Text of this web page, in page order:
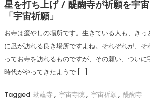
星を打ち上げ / 醍醐寺が祈願を宇
「宇宙祈願」
お寺は癒やしの場所です。生きている人も、き
に凪が訪れる良き場所ですよね。それぞれが、そ
ってお寺を訪れるものですが、その願い、つい
時代がやってきたようで […]
Tagged 劫蘊寺, 宇宙寺院, 宇宙祈願, 醍醐寺